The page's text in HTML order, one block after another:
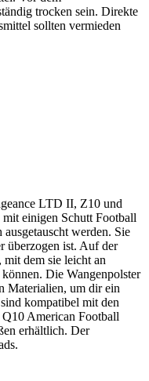
trocken sein. Direkte
sollten vermieden
LTD II, Z10 und
einigen Schutt Football
werden. Sie
überzogen ist. Auf der
dem sie leicht an
Die Wangenpolster
Materialien, um dir ein
kompatibel mit den
American Football
erhältlich. Der